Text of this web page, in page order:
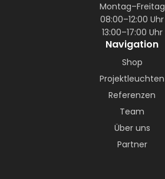
Montag–Freitag
08:00–12:00 Uhr
13:00–17:00 Uhr
Navigation
Shop
Projektleuchten
Referenzen
Team
Über uns
Partner